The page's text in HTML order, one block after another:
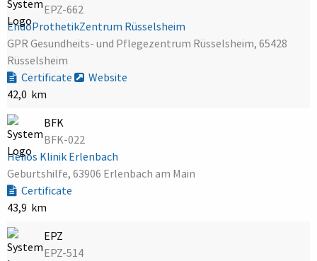
EPZ-662
EndoProthetikZentrum Rüsselsheim
GPR Gesundheits- und Pflegezentrum Rüsselsheim, 65428
Rüsselsheim
Certificate
Website
42,0 km
BFK
BFK-022
Helios Klinik Erlenbach
Geburtshilfe, 63906 Erlenbach am Main
Certificate
43,9 km
EPZ
EPZ-514